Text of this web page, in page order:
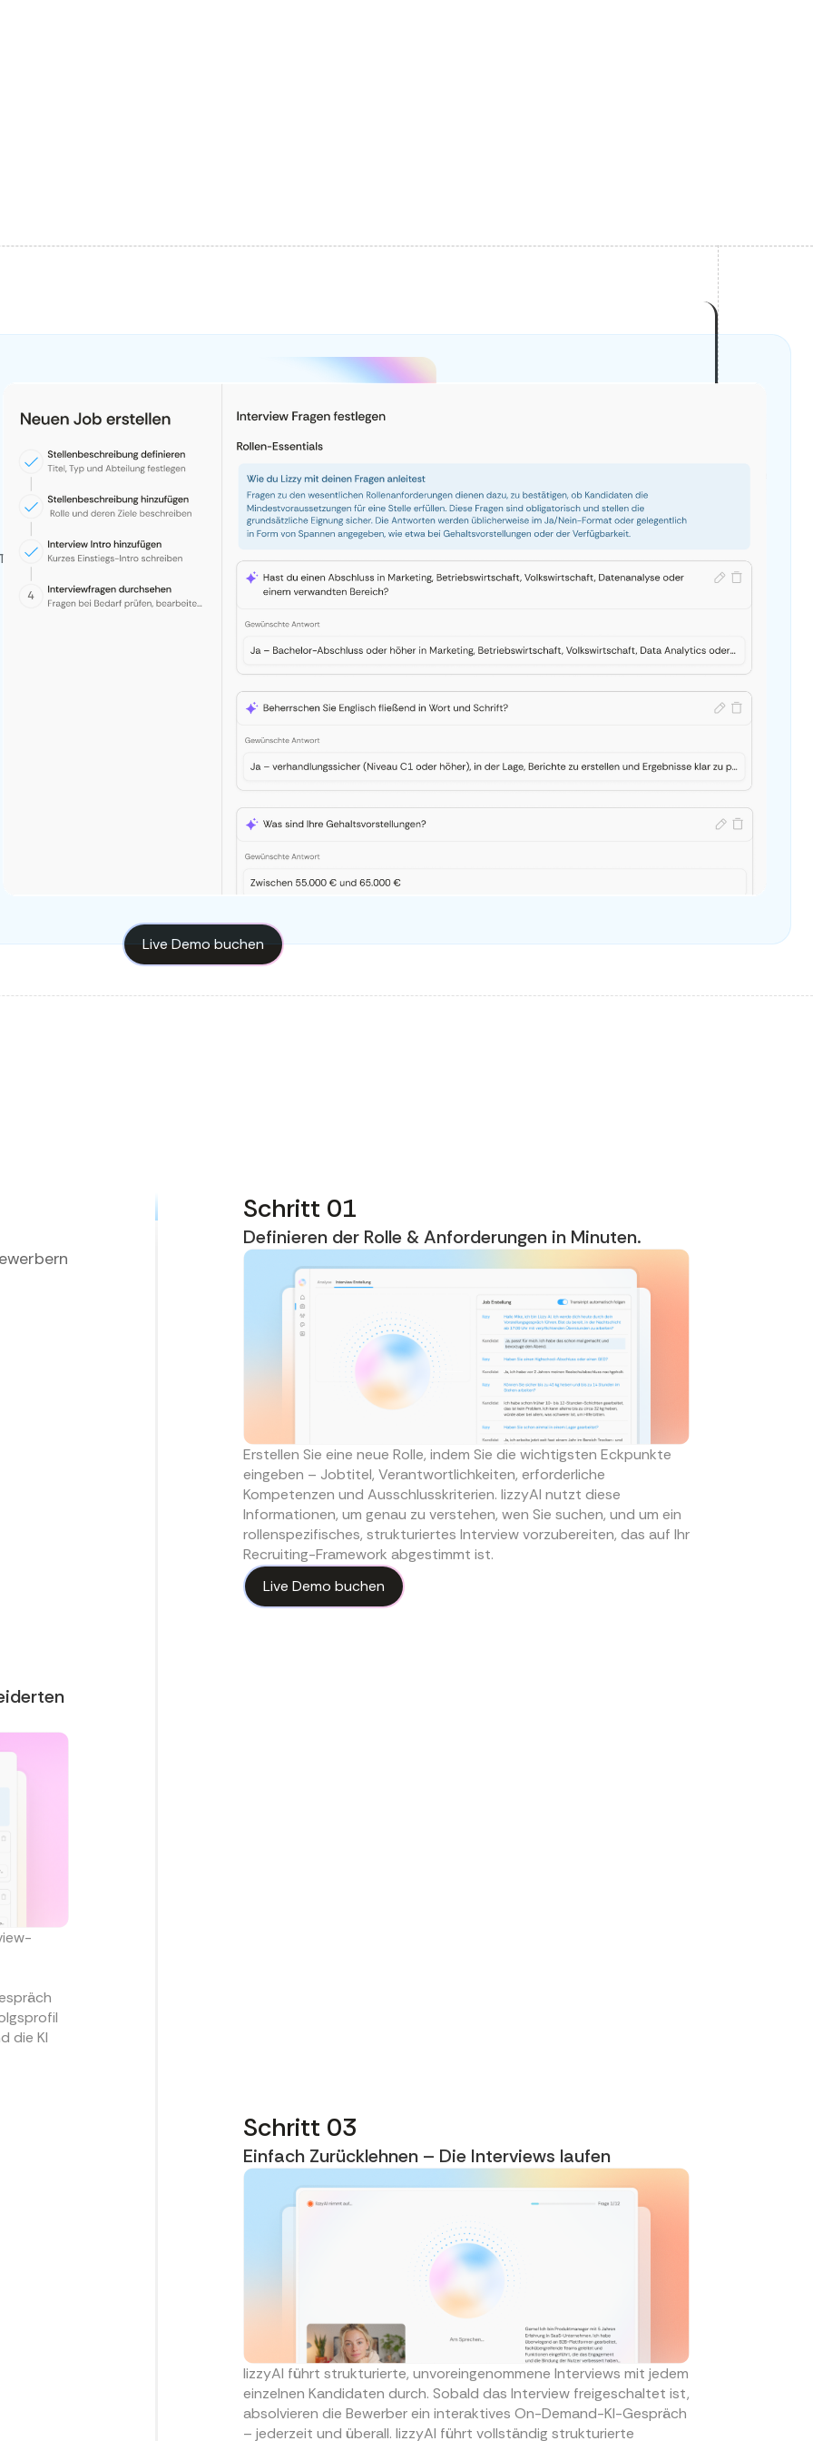
WENIGER AUFWAND FÜR
RECRUITER
100%
FAIRE INTERVIEWS
Live Demo buchen
Schritt 01
Definieren der Rolle & Anforderungen in Minuten.
Erstellen Sie eine neue Rolle, indem Sie die wichtigsten Eckpunkte
eingeben – Jobtitel, Verantwortlichkeiten, erforderliche
Kompetenzen und Ausschlusskriterien. lizzyAI nutzt diese
Informationen, um genau zu verstehen, wen Sie suchen, und um ein
rollenspezifisches, strukturiertes Interview vorzubereiten, das auf Ihr
Recruiting-Framework abgestimmt ist.
Live Demo buchen
die KI
Schritt 03
Einfach Zurücklehnen – Die Interviews laufen
lizzyAI führt strukturierte, unvoreingenommene Interviews mit jedem
einzelnen Kandidaten durch. Sobald das Interview freigeschaltet ist,
absolvieren die Bewerber ein interaktives On-Demand-KI-Gespräch
– jederzeit und überall. lizzyAI führt vollständig strukturierte